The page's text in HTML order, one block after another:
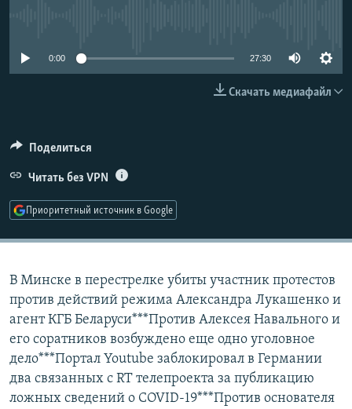
0:00 27:30
Скачать медиафайл
Поделиться
Читать без VPN
Приоритетный источник в Google
В Минске в перестрелке убиты участник протестов
против действий режима Александра Лукашенко и
агент КГБ Беларуси***Против Алексея Навального и
его соратников возбуждено еще одно уголовное
дело***Портал Youtube заблокировал в Германии
два связанных с RT телепроекта за публикацию
ложных сведений о COVID-19***Против основателя